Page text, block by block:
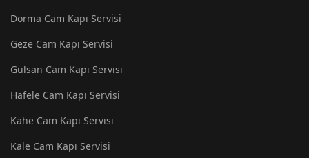
Dorma Cam Kapı Servisi
Geze Cam Kapı Servisi
Gülsan Cam Kapı Servisi
Hafele Cam Kapı Servisi
Kahe Cam Kapı Servisi
Kale Cam Kapı Servisi